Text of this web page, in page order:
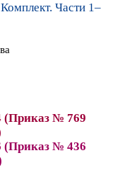
Части 1–
(Приказ № 769
(Приказ № 436